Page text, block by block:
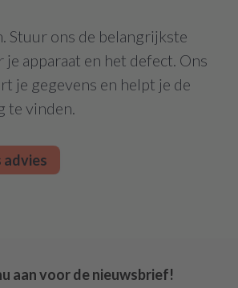
Stuur ons de belangrijkste
apparaat en het defect. Ons
je gegevens en helpt je de
te vinden.
aan voor de nieuwsbrief!